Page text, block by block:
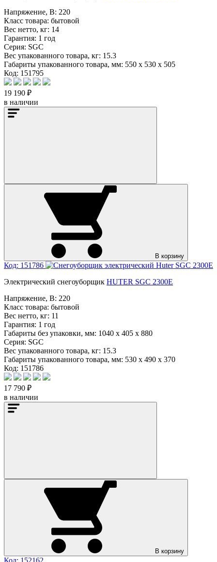
Напряжение, В: 220
Класс товара: бытовой
Вес нетто, кг: 14
Гарантия: 1 год
Серия: SGC
Вес упакованного товара, кг: 15.3
Габариты упакованного товара, мм: 550 x 530 x 505
Код: 151795
19 190 ₽
в наличии
В корзину
Код: 151786
Электрический снегоуборщик HUTER SGC 2300E
Напряжение, В: 220
Класс товара: бытовой
Вес нетто, кг: 11
Гарантия: 1 год
Габариты без упаковки, мм: 1040 x 405 x 880
Серия: SGC
Вес упакованного товара, кг: 15.3
Габариты упакованного товара, мм: 530 x 490 x 370
Код: 151786
17 790 ₽
в наличии
В корзину
Код: 152162